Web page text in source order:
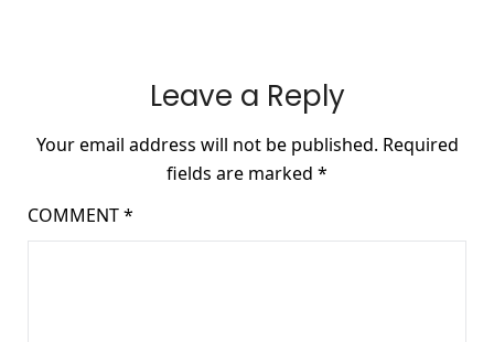
Leave a Reply
Your email address will not be published. Required
fields are marked *
COMMENT*